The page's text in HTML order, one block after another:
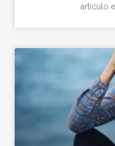
artículo